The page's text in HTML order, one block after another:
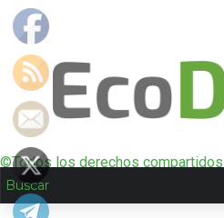
©Todos los derechos compartidos